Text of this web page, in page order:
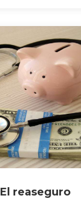
El reaseguro